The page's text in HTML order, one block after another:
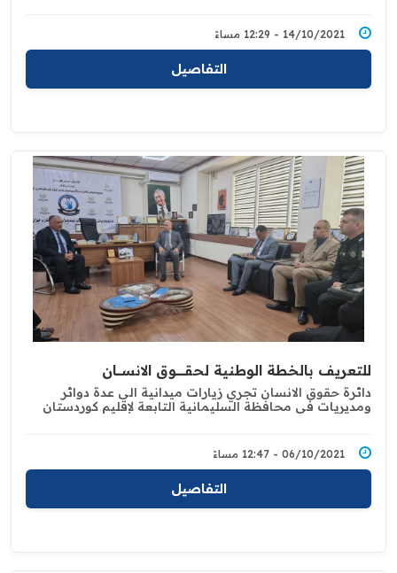
14/10/2021 - 12:29 مساءً
التفاصيل
للتعريف بالخطة الوطنية لحقـــــــــوق الانســـــان ‏
دائرة حقوق الانسان تجري زيارات ميدانية الى عدة دوائر
ومديريات في محافظة السليمانية ‏التابعة لإقليم كوردستان
06/10/2021 - 12:47 مساءً
التفاصيل